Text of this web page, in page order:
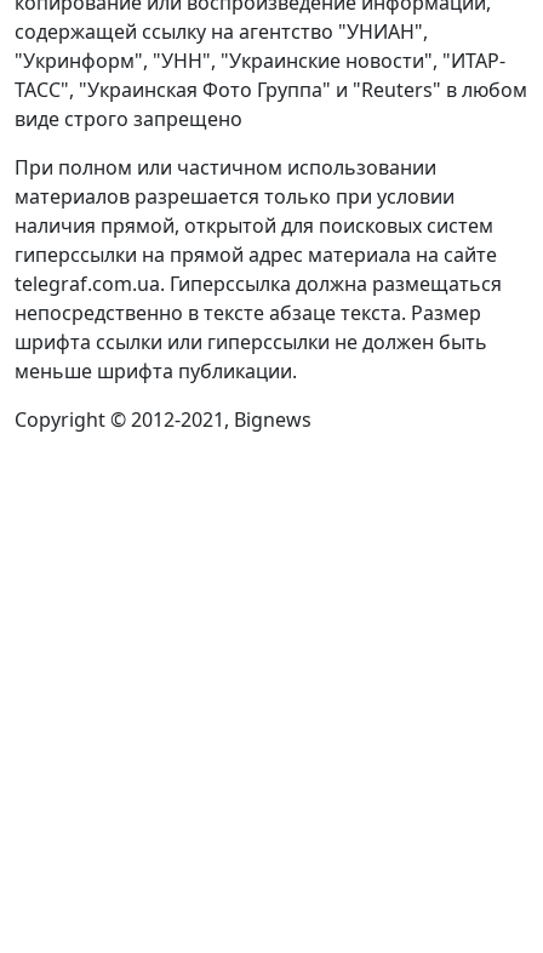
содержащей ссылку на агентство "УНИАН",
"Укринформ", "УНН", "Украинские новости", "ИТАР-
ТАСС", "Украинская Фото Группа" и "Reuters" в любом
виде строго запрещено
При полном или частичном использовании
материалов разрешается только при условии
наличия прямой, открытой для поисковых систем
гиперссылки на прямой адрес материала на сайте
telegraf.com.ua. Гиперссылка должна размещаться
непосредственно в тексте абзаце текста. Размер
шрифта ссылки или гиперссылки не должен быть
меньше шрифта публикации.
Copyright © 2012-2021, Bignews